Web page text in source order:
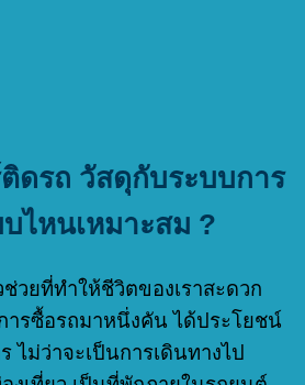
ดรถ วัสดุกับระบบการ
ไหนเหมาะสม ?
วยที่ทำให้ชีวิตของเราสะดวก
ารซื้อรถมาหนึ่งคัน ได้ประโยชน์
ไม่ว่าจะเป็นการเดินทางไป